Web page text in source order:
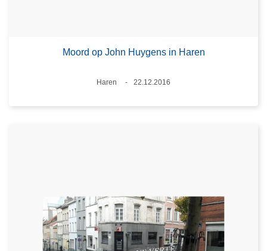
Moord op John Huygens in Haren
Standort
Haren
22.12.2016